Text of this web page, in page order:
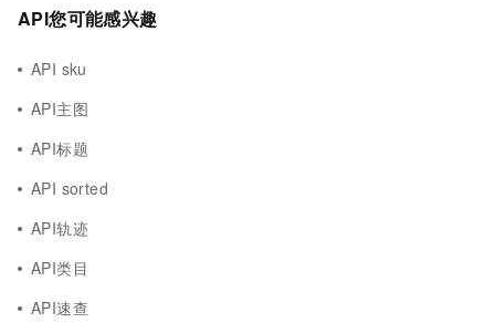
API您可能感兴趣
API sku
API主图
API标题
API sorted
API轨迹
API类目
API速查